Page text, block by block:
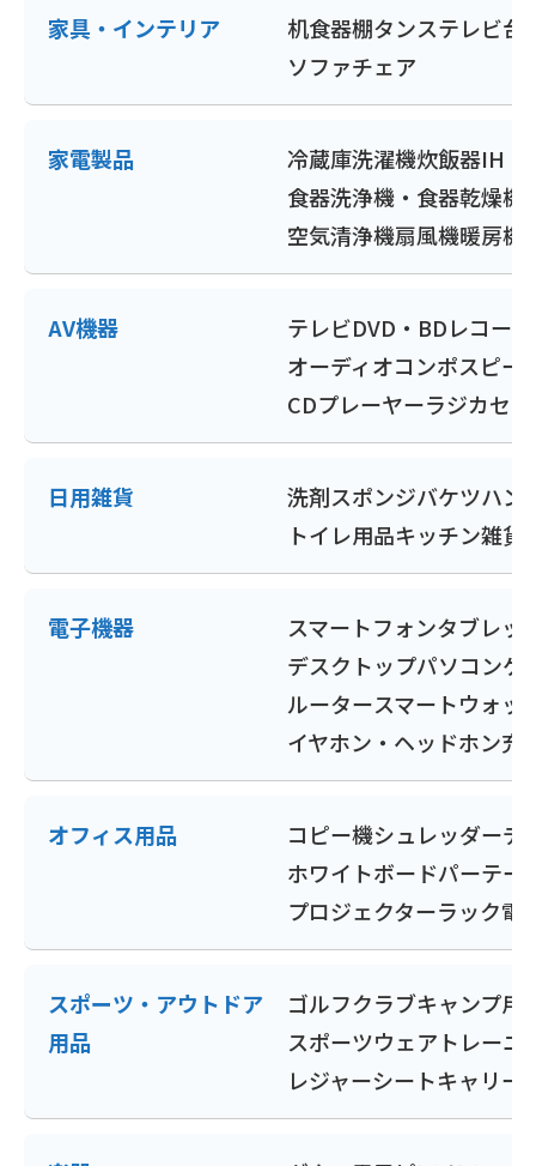
家具・インテリア 机食器棚タンステレビ台
ソファチェア
家電製品 冷蔵庫洗濯機炊飯器IH・
食器洗浄機・食器乾燥機
空気清浄機扇風機暖房機
AV機器 テレビDVD・BDレコー
オーディオコンポスピー
CDプレーヤーラジカセ
日用雑貨 洗剤スポンジバケツハン
トイレ用品キッチン雑貨
電子機器 スマートフォンタブレッ
デスクトップパソコンゲ
ルータースマートウォッ
イヤホン・ヘッドホン充
オフィス用品 コピー機シュレッダーデ
ホワイトボードパーテー
プロジェクターラック電
スポーツ・アウトドア
用品
ゴルフクラブキャンプ用
スポーツウェア トレーニ
レジャーシートキャリー